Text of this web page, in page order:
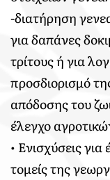
-διατήρηση
για δαπάνες
τρίτους ή για
προσδιορισμό
απόδοσης του
έλεγχο
• Ενισχύσεις
τομείς της